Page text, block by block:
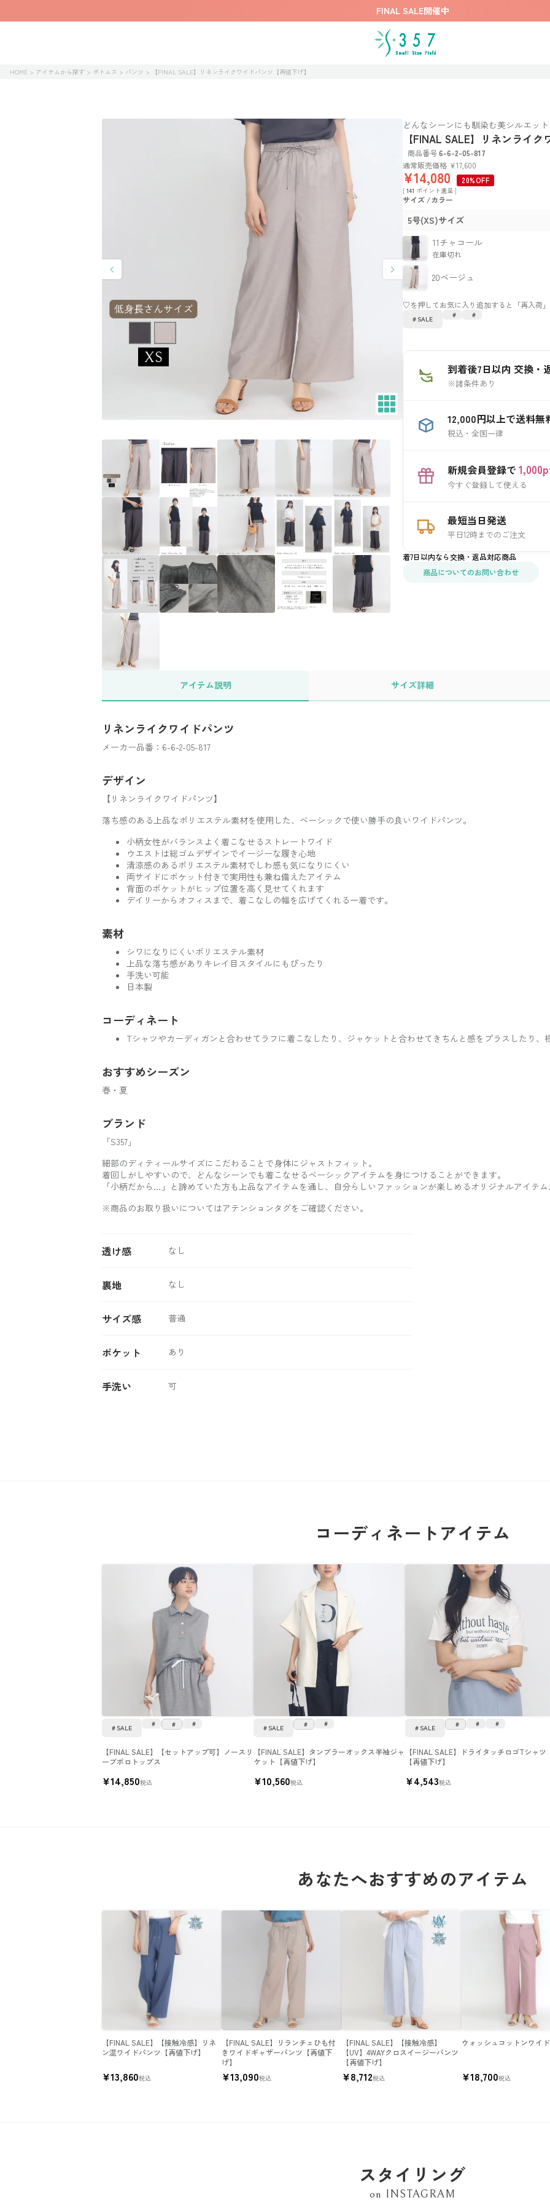
FINAL SALE開催中
HOME アイテムから探す ボトムス パンツ 【FINAL SALE】リネンライクワイドパンツ【再値下げ】
どんなシーンにも馴染む美シルエッ
【FINAL SALE】リネンライク
商品番号6-6-2-05-817
通常販売価格 ¥17,600
¥14,080 20%OFF
[ 141 ポイント進呈 ]
サイズ カラー
5号(XS)サイズ
11チャコール
在庫切れ
20ベージュ
SALE
到着後7日以内 交換・
※諸条件あり
12,000円以上で送料無
税込・全国一律
新規会員登録で
今すぐ登録して使える
最短当日発送
平日12時までのご注文
着7日以内なら交換・返品対応商品
商品についてのお問い合わせ
アイテム説明 サイズ詳細
リネンライクワイドパンツ
メーカー品番：6-6-2-05-817
デザイン
【リネンライクワイドパンツ】
落ち感のある上品なポリエステル素材を使用した、ベーシックで使い勝手の良いワイドパンツ。
小柄女性がバランスよく着こなせるストレートワイド
ウエストは総ゴムデザインでイージーな履き心地
清涼感のあるポリエステル素材でしわ感も気になりにくい
両サイドにポケット付きで実用性も兼ね備えたアイテム
背面のポケットがヒップ位置を高く見せてくれます
デイリーからオフィスまで、着こなしの幅を広げてくれる一着です。
素材
シワになりにくいポリエステル素材
上品な落ち感がありキレイ目スタイルにもぴったり
手洗い可能
日本製
コーディネート
Tシャツやカーディガンと合わせてラフに着こなしたり、ジャケットと合わせてきちんと感をプラスしたり、
おすすめシーズン
春・夏
ブランド
「S357」
細部のディティールサイズにこだわることで身体にジャストフィット。
着回しがしやすいので、どんなシーンでも着こなせるベーシックアイテムを身につけることができます。
「小柄だから…」と諦めていた方も上品なアイテムを通し、自分らしいファッションが楽しめるオリジナルアイテム
※商品のお取り扱いについてはアテンションタグをご確認ください。
透け感 なし
裏地 なし
サイズ感 普通
ポケット あり
手洗い 可
コーディネートアイテム
【FINAL SALE】【セットアップ可】ノースリ
ーブポロトップス
SALE
¥14,850税込
【FINAL SALE】タンブラーオックス半袖ジャ
ケット【再値下げ】
SALE
¥10,560税込
【FINAL SALE】ドライタッチロゴTシャツ
【再値下げ】
SALE
¥4,543税込
あなたへおすすめのアイテム
【FINAL SALE】【接触冷感】リネ
ン混ワイドパンツ【再値下げ】
¥13,860税込
【FINAL SALE】リランチェひも付
きワイドギャザーパンツ【再値下
げ】
¥13,090税込
【FINAL SALE】【接触冷感】
【UV】4WAYクロスイージーパンツ
【再値下げ】
¥8,712税込
ウォッシュコットンワイ
¥18,700税込
スタイリング
on INSTAGRAM